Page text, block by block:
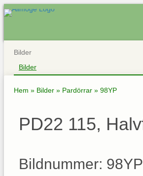
Bilder
Bilder
Hem » Bilder » Pardörrar » 98YP
PD22 115,
Bildnummer: 98YP